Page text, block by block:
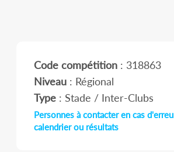
Code compétition: 318863
Niveau: Régional
Type: Stade / Inter-Clubs
Personnes à contacter en cas
calendrier ou résultats